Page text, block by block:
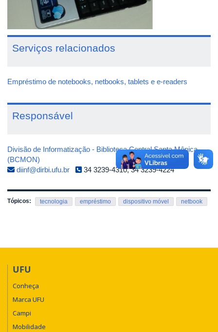
Serviços relacionados
Empréstimo de notebooks, netbooks, tablets e e-readers
Responsável
Divisão de Informatização - Biblioteca Central Santa Mônica
(BCMON)
diinf@dirbi.ufu.br
34 3239-4310, 34 3239-4224
Tópicos: tecnologia empréstimo dispositivo móvel netbook
UFU
Conheça
Marca UFU
Campi
Mobilidade